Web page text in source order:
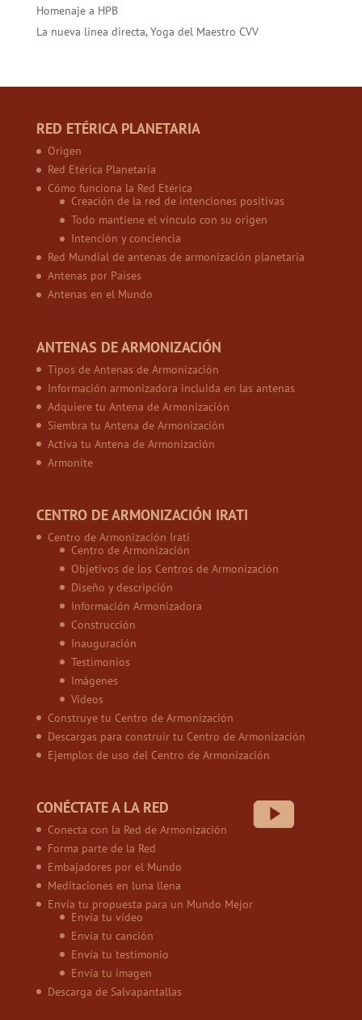
Homenaje a HPB
La nueva línea directa, Yoga del Maestro CVV
RED ETÉRICA PLANETARIA
Origen
Red Etérica Planetaria
Cómo funciona la Red Etérica
Creación de la red de intenciones positivas
Todo mantiene el vínculo con su origen
Intención y conciencia
Red Mundial de antenas de armonización planetaria
Antenas por Países
Antenas en el Mundo
ANTENAS DE ARMONIZACIÓN
Tipos de Antenas de Armonización
Información armonizadora incluida en las antenas
Adquiere tu Antena de Armonización
Siembra tu Antena de Armonización
Activa tu Antena de Armonización
Armonite
CENTRO DE ARMONIZACIÓN IRATI
Centro de Armonización Irati
Centro de Armonización
Objetivos de los Centros de Armonización
Diseño y descripción
Información Armonizadora
Construcción
Inauguración
Testimonios
Imágenes
Vídeos
Construye tu Centro de Armonización
Descargas para construir tu Centro de Armonización
Ejemplos de uso del Centro de Armonización
CONÉCTATE A LA RED
Conecta con la Red de Armonización
Forma parte de la Red
Embajadores por el Mundo
Meditaciones en luna llena
Envía tu propuesta para un Mundo Mejor
Envía tu vídeo
Envía tu canción
Envía tu testimonio
Envía tu imagen
Descarga de Salvapantallas